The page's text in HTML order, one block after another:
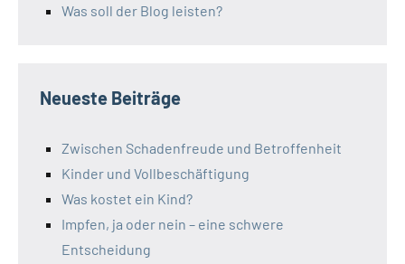
Was soll der Blog leisten?
Neueste Beiträge
Zwischen Schadenfreude und Betroffenheit
Kinder und Vollbeschäftigung
Was kostet ein Kind?
Impfen, ja oder nein – eine schwere
Entscheidung